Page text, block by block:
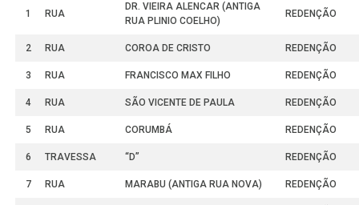
1 RUA
DR. VIEIRA ALENCAR (ANTIGA
RUA PLINIO COELHO)
REDENÇÃO
2 RUA COROA DE CRISTO REDENÇÃO
3 RUA FRANCISCO MAX FILHO REDENÇÃO
4 RUA SÃO VICENTE DE PAULA REDENÇÃO
5 RUA CORUMBÁ REDENÇÃO
6 TRAVESSA “D” REDENÇÃO
7 RUA MARABU (ANTIGA RUA NOVA) REDENÇÃO